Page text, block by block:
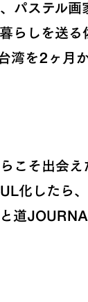
パステル
らしを送
湾を2ヶ月か
こそ出会
化したら
道